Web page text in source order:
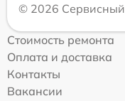
© 2026
Стоимость ремонта
Оплата и доставка
Контакты
Вакансии